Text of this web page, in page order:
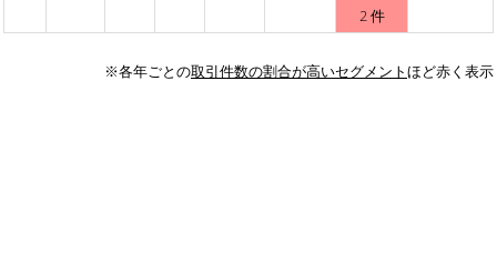
2 件
※各年ごとの取引件数の割合が高いセグメントほど赤く表示